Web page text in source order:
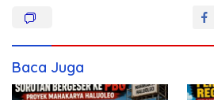
Baca Juga